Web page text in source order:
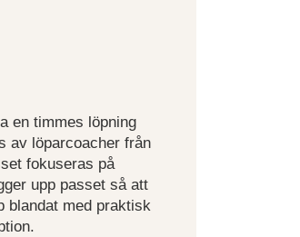
en timmes löpning
av löparcoacher från
fokuseras på
upp passet så att
blandat med praktisk